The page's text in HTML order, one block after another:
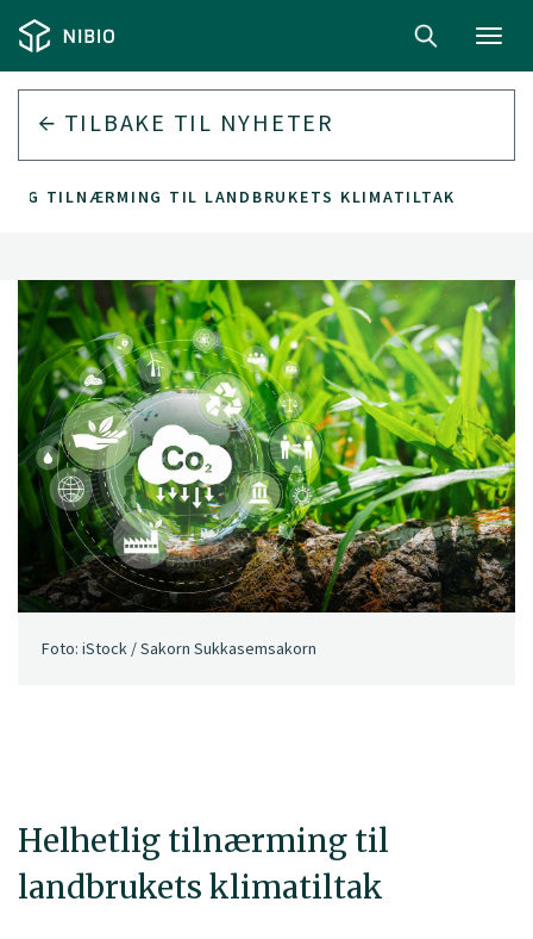
TILBAKE TIL NYHETER
TILNÆRMING TIL LANDBRUKETS KLIMATILTAK
Helhetlig tilnærming til
landbrukets klimatiltak
Foto: iStock / Sakorn Sukkasemsakorn